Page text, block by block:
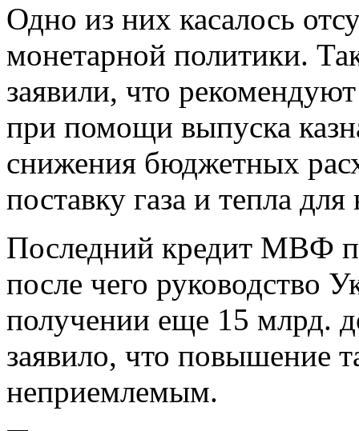
Одно из них касалось
монетарной политики.
заявили, что
при помощи выпуска
снижения бюджетных
поставку газа и тепла для
Последний кредит МВФ
после чего руководство
получении еще 15 млрд.
заявило, что повышение
неприемлемым.